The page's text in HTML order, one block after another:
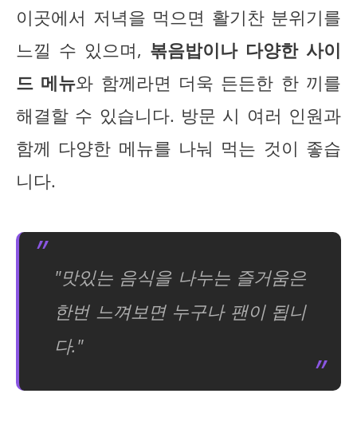
이곳에서 저녁을 먹으면 활기찬 분위기를
느낄 수 있으며, 볶음밥이나 다양한 사이
드 메뉴와 함께라면 더욱 든든한 한 끼를
해결할 수 있습니다. 방문 시 여러 인원과
함께 다양한 메뉴를 나눠 먹는 것이 좋습
니다.
"맛있는 음식을 나누는 즐거움은
한번 느껴보면 누구나 팬이 됩니
다."